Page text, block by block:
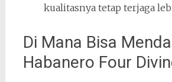
kualitasnya tetap terjaga
Di Mana Bisa
Habanero Four